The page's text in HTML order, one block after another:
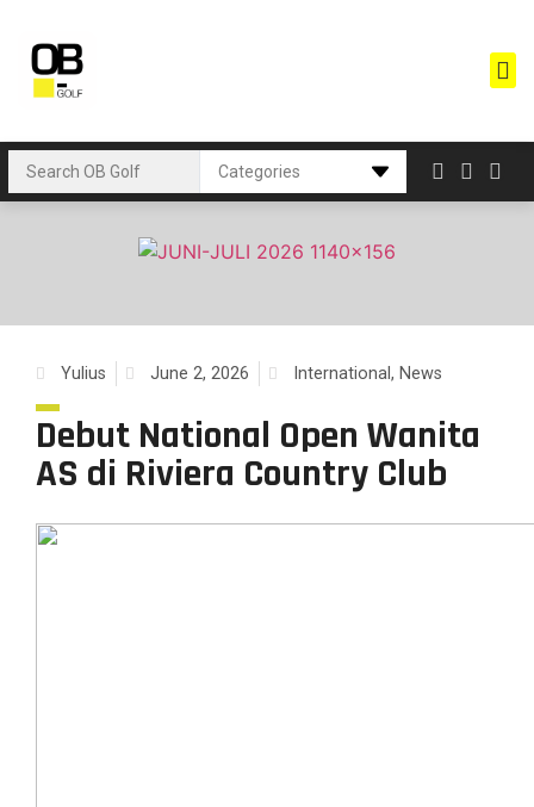
Yulius June 2, 2026 International, News
Debut National Open Wanita
AS di Riviera Country Club